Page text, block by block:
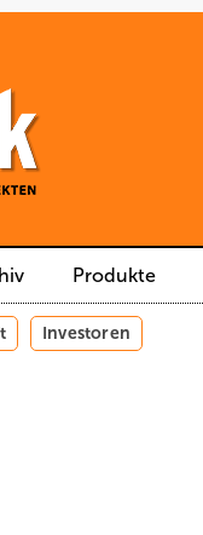
Produkte
Investoren